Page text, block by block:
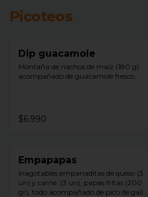
Picoteos
Dip guacamole
Montaña de nachos de maíz (180 g)
acompañado de guacamole fresco.
$6.990
Empapapas
Inagotables empanaditas de queso (3
un) y carne  (3 un), papas fritas (200
gr), todo acompañado de pico de gallo